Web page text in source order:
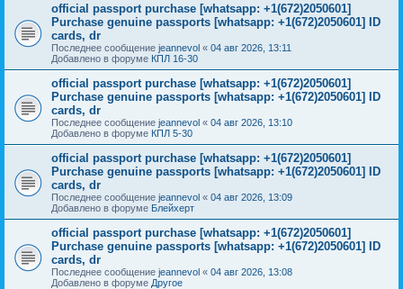
official passport purchase [whatsapp: +1(672)2050601]
Purchase genuine passports [whatsapp: +1(672)2050601] ID
cards, dr
Последнее сообщение jeannevol « 04 авг 2026, 13:11
Добавлено в форуме КПЛ 16-30
official passport purchase [whatsapp: +1(672)2050601]
Purchase genuine passports [whatsapp: +1(672)2050601] ID
cards, dr
Последнее сообщение jeannevol « 04 авг 2026, 13:10
Добавлено в форуме КПЛ 5-30
official passport purchase [whatsapp: +1(672)2050601]
Purchase genuine passports [whatsapp: +1(672)2050601] ID
cards, dr
Последнее сообщение jeannevol « 04 авг 2026, 13:09
Добавлено в форуме Блейхерт
official passport purchase [whatsapp: +1(672)2050601]
Purchase genuine passports [whatsapp: +1(672)2050601] ID
cards, dr
Последнее сообщение jeannevol « 04 авг 2026, 13:08
Добавлено в форуме Другое